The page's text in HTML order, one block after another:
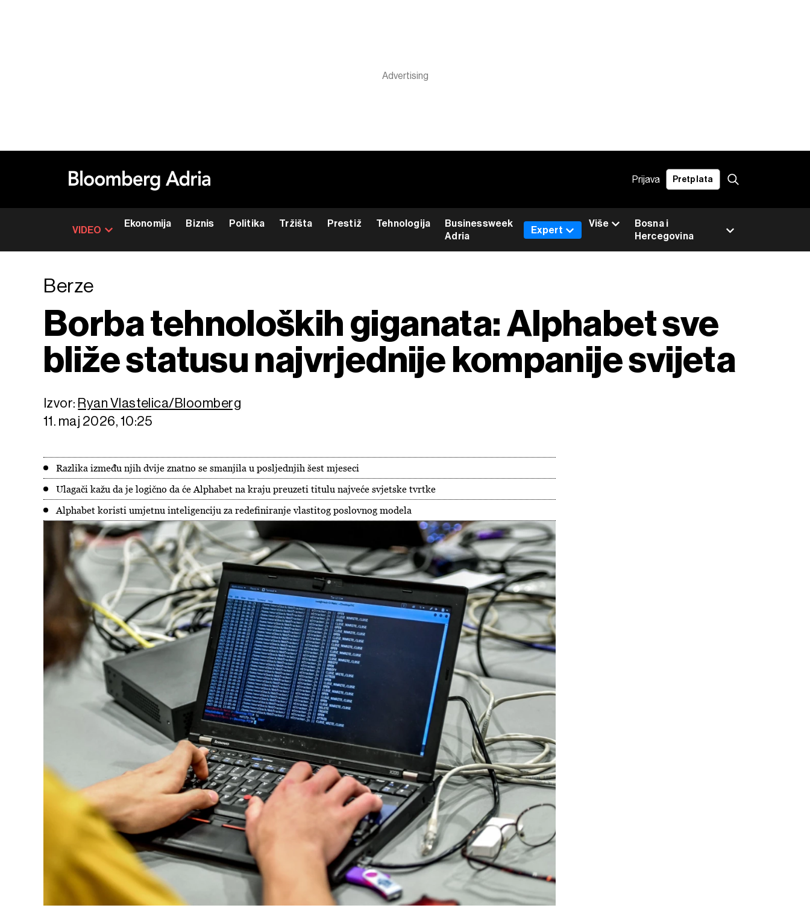
Prijava Pretplata
VIDEO
Ekonomija Biznis Politika Tržišta Prestiž Tehnologija
Businessweek
Adria
Bosna i
Hercegovina
Expert
Više
Berze
Borba tehnoloških giganata: Alphabet sve
bliže statusu najvrjednije kompanije svijeta
Izvor: Ryan Vlastelica/Bloomberg
11. maj 2026, 10:25
Razlika između njih dvije znatno se smanjila u posljednjih šest mjeseci
Ulagači kažu da je logično da će Alphabet na kraju preuzeti titulu najveće svjetske tvrtke
Alphabet koristi umjetnu inteligenciju za redefiniranje vlastitog poslovnog modela